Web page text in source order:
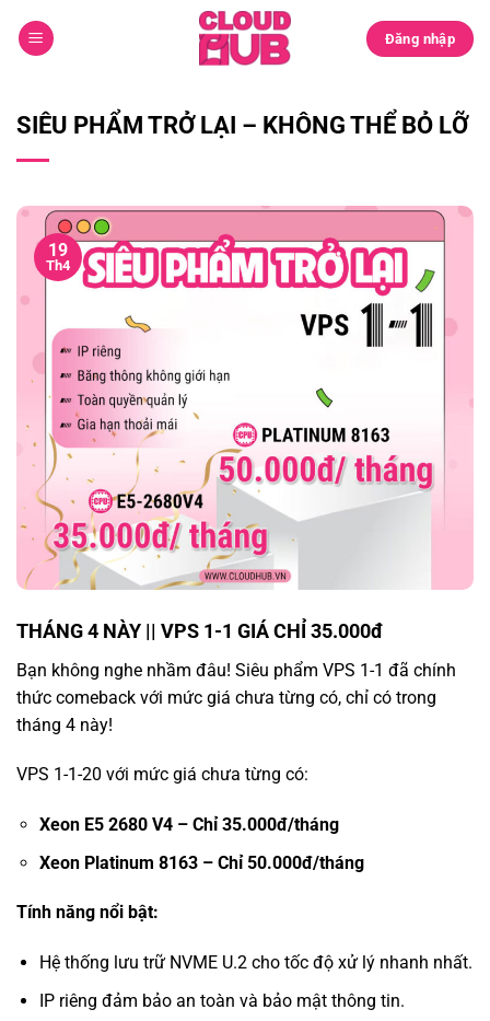
đến
Đăng nhập
SIÊU PHẨM TRỞ LẠI – KHÔNG THỂ BỎ LỠ
19
Th4
THÁNG 4 NÀY || VPS 1-1 GIÁ CHỈ 35.000đ
Bạn không nghe nhầm đâu! Siêu phẩm VPS 1-1 đã chính
thức comeback với mức giá chưa từng có, chỉ có trong
tháng 4 này!
VPS 1-1-20 với mức giá chưa từng có:
Xeon E5 2680 V4 – Chỉ 35.000đ/tháng
Xeon Platinum 8163 – Chỉ 50.000đ/tháng
Tính năng nổi bật:
Hệ thống lưu trữ NVME U.2 cho tốc độ xử lý nhanh nhất.
IP riêng đảm bảo an toàn và bảo mật thông tin.